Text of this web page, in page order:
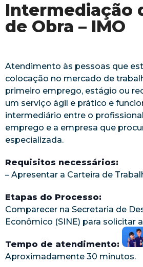
Intermediação
de Obra – IMO
Atendimento às pessoas que
colocação no mercado de
primeiro emprego, estágio ou
um serviço ágil e prático e
intermediário entre o
emprego e a empresa que
especializada.
Requisitos necessários:
– Apresentar a Carteira de
Etapas do Processo:
Comparecer na Secretaria de
Econômico (SINE) para solicitar
Tempo de atendimento:
Aproximadamente 30 minutos.